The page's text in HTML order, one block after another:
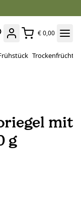
€ 0,00
Trockenfrüchte
mit
g